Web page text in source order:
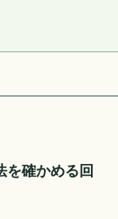
を確かめる回